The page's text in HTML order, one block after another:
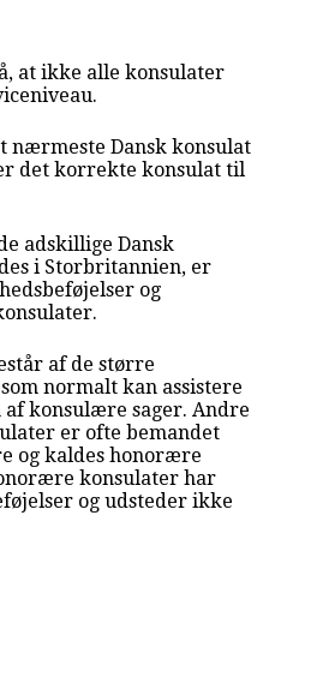
at ikke alle konsulater
nærmeste Dansk konsulat
det korrekte konsulat til
adskillige Dansk
i Storbritannien, er
og
af de større
normalt kan assistere
konsulære sager. Andre
er ofte bemandet
og kaldes honorære
konsulater har
og udsteder ikke